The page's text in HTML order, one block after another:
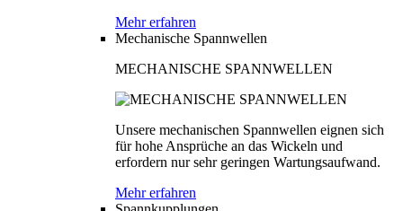
Mehr erfahren
Mechanische Spannwellen
MECHANISCHE SPANNWELLEN
Unsere mechanischen Spannwellen eignen sich
für hohe Ansprüche an das Wickeln und
erfordern nur sehr geringen Wartungsaufwand.
Mehr erfahren